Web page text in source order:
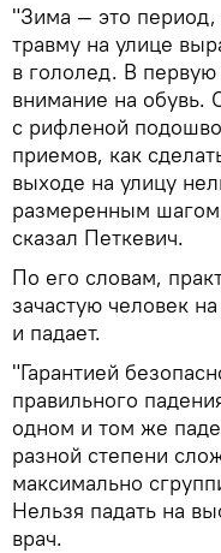
"Зима — это период,
травму на улице
в гололед. В
внимание на обувь.
с рифленой
приемов, как
выходе на улицу
размеренным
сказал Петкевич.
По его словам,
зачастую человек
и падает.
"Гарантией
правильного
одном и том же
разной степени
максимально
Нельзя падать на
врач.